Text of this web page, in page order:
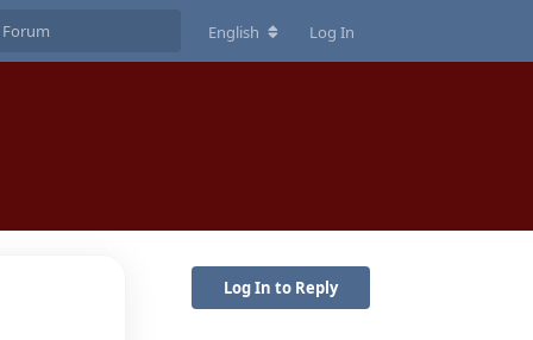
English Log In
Log In to Reply